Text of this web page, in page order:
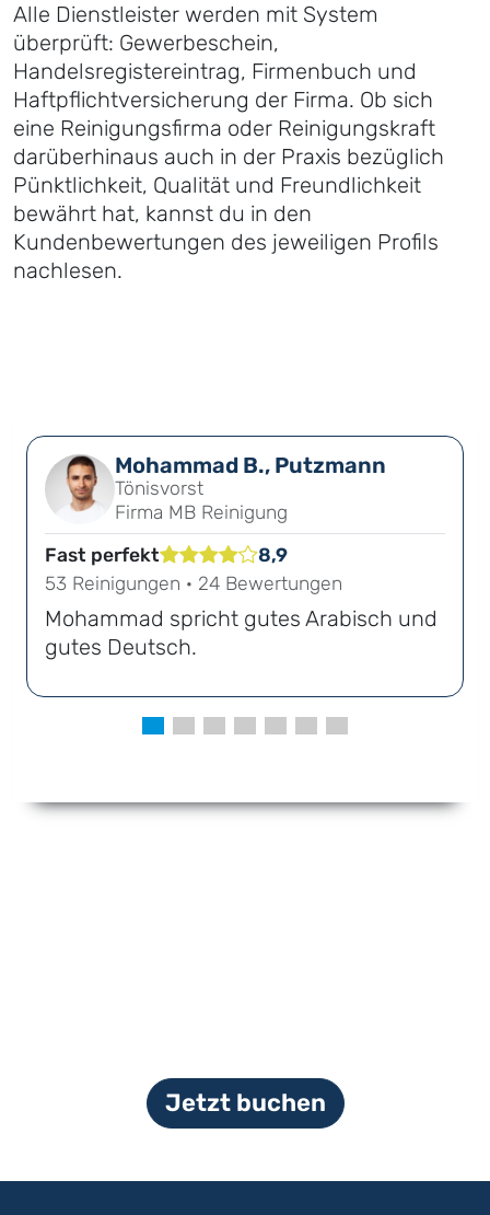
Alle Dienstleister werden mit System
überprüft: Gewerbeschein,
Handelsregistereintrag, Firmenbuch und
Haftpflichtversicherung der Firma. Ob sich
eine Reinigungsfirma oder Reinigungskraft
darüberhinaus auch in der Praxis bezüglich
Pünktlichkeit, Qualität und Freundlichkeit
bewährt hat, kannst du in den
Kundenbewertungen des jeweiligen Profils
nachlesen.
Mohammad B., Putzmann
Tönisvorst
Firma MB Reinigung
Fast perfekt
8,9
53 Reinigungen · 24 Bewertungen
Mohammad spricht gutes Arabisch und
gutes Deutsch.
Jetzt buchen